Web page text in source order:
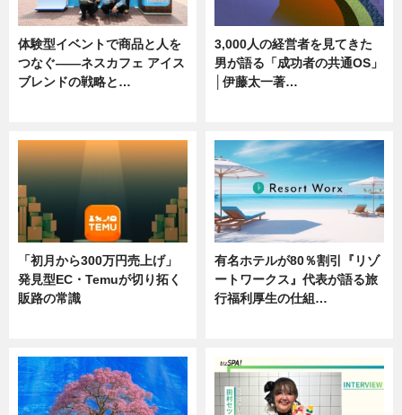
体験型イベントで商品と人を
つなぐ――ネスカフェ アイス
ブレンドの戦略と…
3,000人の経営者を見てきた
男が語る「成功者の共通OS」
│伊藤太一著…
「初月から300万円売上げ」
発見型EC・Temuが切り拓く
販路の常識
有名ホテルが80％割引『リゾ
ートワークス』代表が語る旅
行福利厚生の仕組…